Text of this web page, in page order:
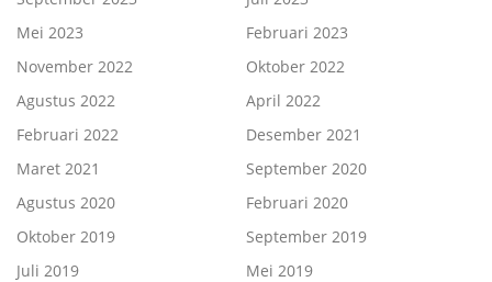
Mei 2023
Februari 2023
November 2022
Oktober 2022
Agustus 2022
April 2022
Februari 2022
Desember 2021
Maret 2021
September 2020
Agustus 2020
Februari 2020
Oktober 2019
September 2019
Juli 2019
Mei 2019